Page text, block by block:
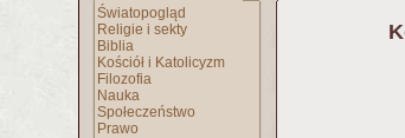
Światopogląd
Religie i sekty
Biblia
Kościół i Katolicyzm
Filozofia
Nauka
Społeczeństwo
Prawo